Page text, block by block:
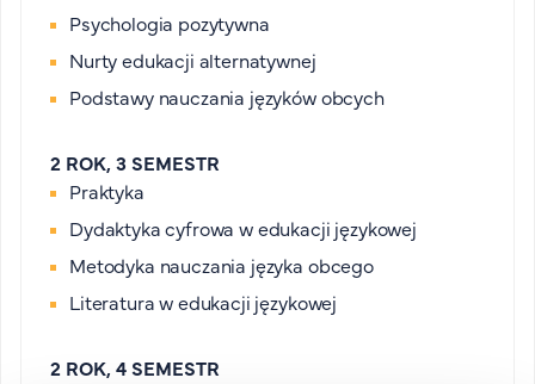
Psychologia pozytywna
Nurty edukacji alternatywnej
Podstawy nauczania języków obcych
2 ROK, 3 SEMESTR
Praktyka
Dydaktyka cyfrowa w edukacji językowej
Metodyka nauczania języka obcego
Literatura w edukacji językowej
2 ROK, 4 SEMESTR